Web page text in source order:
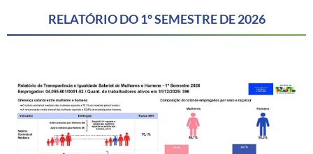
RELATÓRIO DO 1º SEMESTRE DE 2026